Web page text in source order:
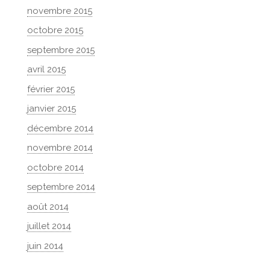
novembre 2015
octobre 2015
septembre 2015
avril 2015
février 2015
janvier 2015
décembre 2014
novembre 2014
octobre 2014
septembre 2014
août 2014
juillet 2014
juin 2014